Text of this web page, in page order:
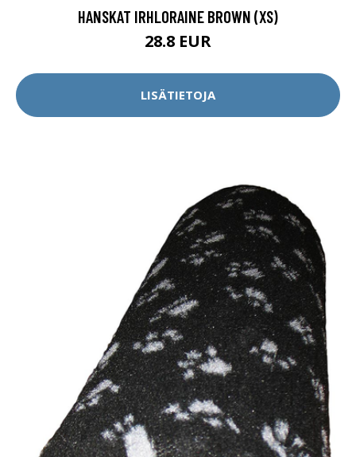
HANSKAT IRHLORAINE BROWN (XS)
28.8 EUR
LISÄTIETOJA